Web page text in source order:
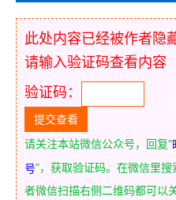
此处内容已经被作者隐
请输入验证码查看内容
验证码：
请关注本站微信公众号，回复“
号”，获取验证码。在微信里搜
者微信扫描右侧二维码都可以